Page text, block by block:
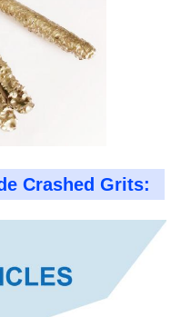
Crashed Grits: